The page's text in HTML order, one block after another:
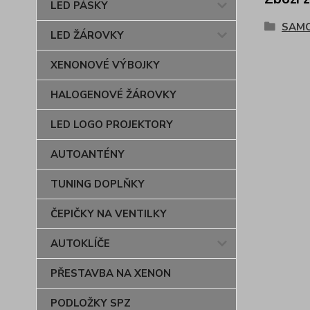
LED PÁSKY
LED ŽÁROVKY
XENONOVÉ VÝBOJKY
HALOGENOVÉ ŽÁROVKY
LED LOGO PROJEKTORY
AUTOANTÉNY
TUNING DOPLŇKY
ČEPIČKY NA VENTILKY
AUTOKLÍČE
PŘESTAVBA NA XENON
PODLOŽKY SPZ